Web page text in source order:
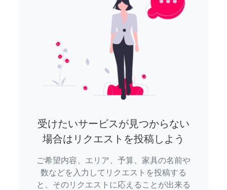
受けたいサービスが見つからない
場合はリクエストを投稿しよう
ご希望内容、エリア、予算、家具の名前や
数などを入力してリクエストを投稿する
と、そのリクエストに応えることが出来る